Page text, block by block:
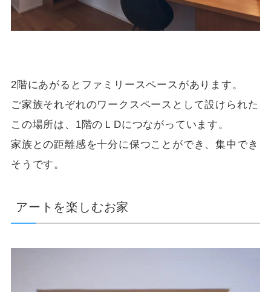
2階にあがるとファミリースペースがあります。
ご家族それぞれのワークスペースとして設けられた
この場所は、1階のＬDにつながっています。
家族との距離感を十分に保つことができ、集中でき
そうです。
アートを楽しむお家